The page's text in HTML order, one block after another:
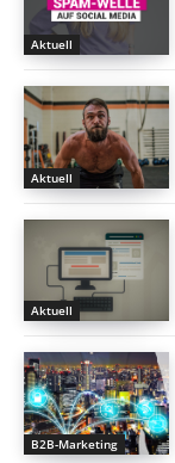
Aktuell
Aktuell
Aktuell
B2B-Marketing